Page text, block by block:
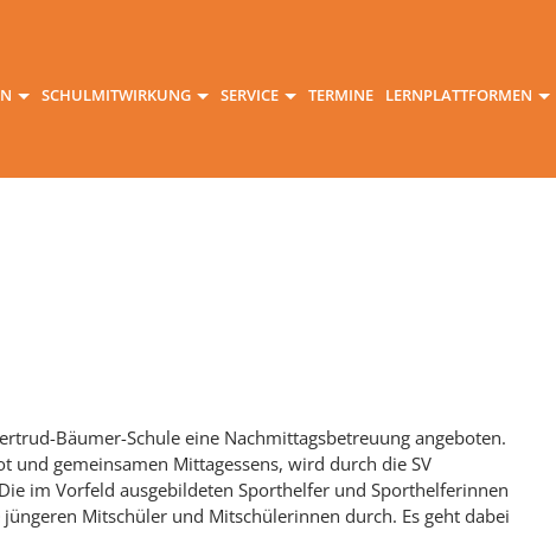
SCHULMITWIRKUNG SERVICE TERMINE LERNPLATTFORMEN
Bäumer-Schule eine Nachmittagsbetreuung angeboten.
und gemeinsamen Mittagessens, wird durch die SV
im Vorfeld ausgebildeten Sporthelfer und Sporthelferinnen
Mitschüler und Mitschülerinnen durch. Es geht dabei